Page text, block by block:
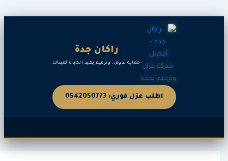
راكان جدة
حماية تدوم.. وترميم يعيد الحياة لمبناك
اطلب عزل فوري: 0542050773